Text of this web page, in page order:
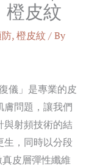
橙皮紋
,橙皮紋/ By
儀」是專業的皮
膚問題，讓我們
與射頻技術的結
生，同時以分段
皮層彈性纖維